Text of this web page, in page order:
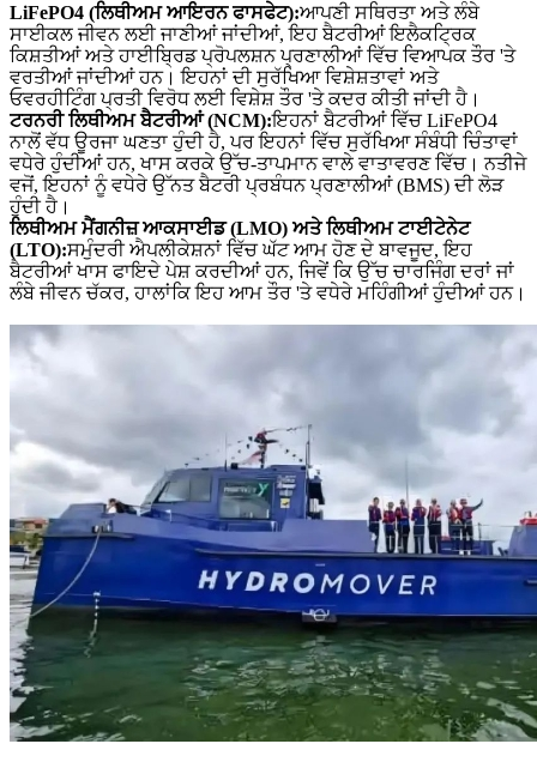
LiFePO4 (ਲਿਥੀਅਮ ਆਇਰਨ ਫਾਸਫੇਟ):ਆਪਣੀ ਸਥਿਰਤਾ ਅਤੇ ਲੰਬੇ
ਸਾਈਕਲ ਜੀਵਨ ਲਈ ਜਾਣੀਆਂ ਜਾਂਦੀਆਂ, ਇਹ ਬੈਟਰੀਆਂ ਇਲੈਕਟ੍ਰਿਕ
ਕਿਸ਼ਤੀਆਂ ਅਤੇ ਹਾਈਬ੍ਰਿਡ ਪ੍ਰੋਪਲਸ਼ਨ ਪ੍ਰਣਾਲੀਆਂ ਵਿੱਚ ਵਿਆਪਕ ਤੌਰ 'ਤੇ
ਵਰਤੀਆਂ ਜਾਂਦੀਆਂ ਹਨ। ਇਹਨਾਂ ਦੀ ਸੁਰੱਖਿਆ ਵਿਸ਼ੇਸ਼ਤਾਵਾਂ ਅਤੇ
ਓਵਰਹੀਟਿੰਗ ਪ੍ਰਤੀ ਵਿਰੋਧ ਲਈ ਵਿਸ਼ੇਸ਼ ਤੌਰ 'ਤੇ ਕਦਰ ਕੀਤੀ ਜਾਂਦੀ ਹੈ।
ਟਰਨਰੀ ਲਿਥੀਅਮ ਬੈਟਰੀਆਂ (NCM):ਇਹਨਾਂ ਬੈਟਰੀਆਂ ਵਿੱਚ LiFePO4
ਨਾਲੋਂ ਵੱਧ ਊਰਜਾ ਘਣਤਾ ਹੁੰਦੀ ਹੈ, ਪਰ ਇਹਨਾਂ ਵਿੱਚ ਸੁਰੱਖਿਆ ਸੰਬੰਧੀ ਚਿੰਤਾਵਾਂ
ਵਧੇਰੇ ਹੁੰਦੀਆਂ ਹਨ, ਖਾਸ ਕਰਕੇ ਉੱਚ-ਤਾਪਮਾਨ ਵਾਲੇ ਵਾਤਾਵਰਣ ਵਿੱਚ। ਨਤੀਜੇ
ਵਜੋਂ, ਇਹਨਾਂ ਨੂੰ ਵਧੇਰੇ ਉੱਨਤ ਬੈਟਰੀ ਪ੍ਰਬੰਧਨ ਪ੍ਰਣਾਲੀਆਂ (BMS) ਦੀ ਲੋੜ
ਹੁੰਦੀ ਹੈ।
ਲਿਥੀਅਮ ਮੈਂਗਨੀਜ਼ ਆਕਸਾਈਡ (LMO) ਅਤੇ ਲਿਥੀਅਮ ਟਾਈਟੇਨੇਟ
(LTO):ਸਮੁੰਦਰੀ ਐਪਲੀਕੇਸ਼ਨਾਂ ਵਿੱਚ ਘੱਟ ਆਮ ਹੋਣ ਦੇ ਬਾਵਜੂਦ, ਇਹ
ਬੈਟਰੀਆਂ ਖਾਸ ਫਾਇਦੇ ਪੇਸ਼ ਕਰਦੀਆਂ ਹਨ, ਜਿਵੇਂ ਕਿ ਉੱਚ ਚਾਰਜਿੰਗ ਦਰਾਂ ਜਾਂ
ਲੰਬੇ ਜੀਵਨ ਚੱਕਰ, ਹਾਲਾਂਕਿ ਇਹ ਆਮ ਤੌਰ 'ਤੇ ਵਧੇਰੇ ਮਹਿੰਗੀਆਂ ਹੁੰਦੀਆਂ ਹਨ।